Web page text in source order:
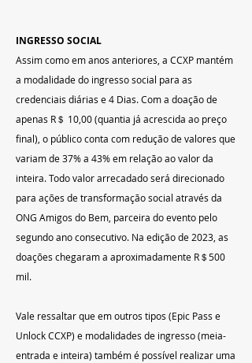
INGRESSO SOCIAL
Assim como em anos anteriores, a CCXP mantém
a modalidade do ingresso social para as
credenciais diárias e 4 Dias. Com a doação de
apenas R＄ 10,00 (quantia já acrescida ao preço
final), o público conta com redução de valores que
variam de 37% a 43% em relação ao valor da
inteira. Todo valor arrecadado será direcionado
para ações de transformação social através da
ONG Amigos do Bem, parceira do evento pelo
segundo ano consecutivo. Na edição de 2023, as
doações chegaram a aproximadamente R＄500
mil.
Vale ressaltar que em outros tipos (Epic Pass e
Unlock CCXP) e modalidades de ingresso (meia-
entrada e inteira) também é possível realizar uma